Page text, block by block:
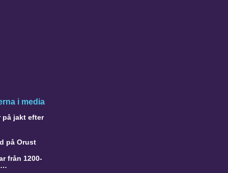
i media
på jakt efter
på Orust
från 1200-